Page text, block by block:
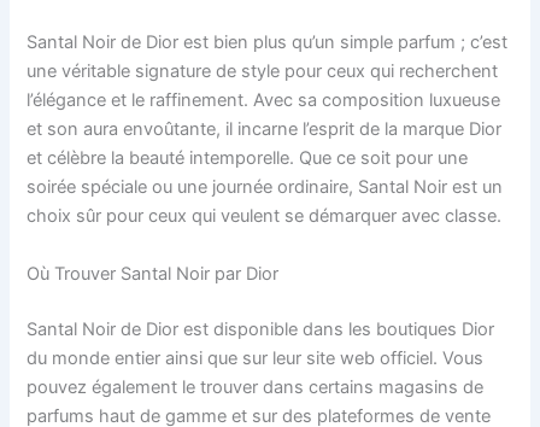
Santal Noir de Dior est bien plus qu’un simple parfum ; c’est
une véritable signature de style pour ceux qui recherchent
l’élégance et le raffinement. Avec sa composition luxueuse
et son aura envoûtante, il incarne l’esprit de la marque Dior
et célèbre la beauté intemporelle. Que ce soit pour une
soirée spéciale ou une journée ordinaire, Santal Noir est un
choix sûr pour ceux qui veulent se démarquer avec classe.
Où Trouver Santal Noir par Dior
Santal Noir de Dior est disponible dans les boutiques Dior
du monde entier ainsi que sur leur site web officiel. Vous
pouvez également le trouver dans certains magasins de
parfums haut de gamme et sur des plateformes de vente